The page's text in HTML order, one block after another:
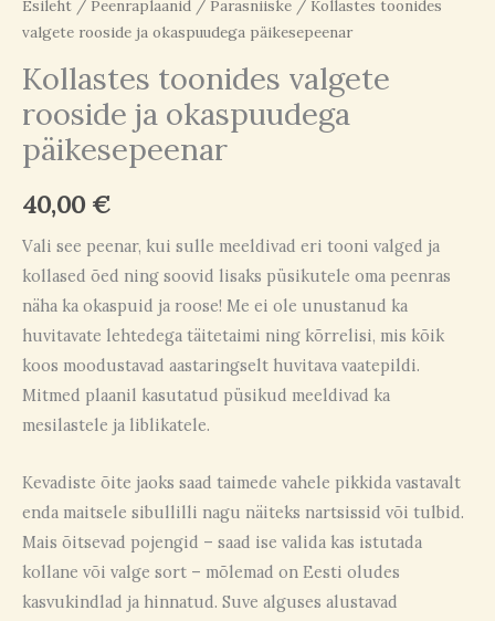
Esileht / Peenraplaanid / Parasniiske / Kollastes toonides
valgete rooside ja okaspuudega päikesepeenar
Kollastes toonides valgete
rooside ja okaspuudega
päikesepeenar
40,00 €
Vali see peenar, kui sulle meeldivad eri tooni valged ja
kollased õed ning soovid lisaks püsikutele oma peenras
näha ka okaspuid ja roose! Me ei ole unustanud ka
huvitavate lehtedega täitetaimi ning kõrrelisi, mis kõik
koos moodustavad aastaringselt huvitava vaatepildi.
Mitmed plaanil kasutatud püsikud meeldivad ka
mesilastele ja liblikatele.
Kevadiste õite jaoks saad taimede vahele pikkida vastavalt
enda maitsele sibullilli nagu näiteks nartsissid või tulbid.
Mais õitsevad pojengid – saad ise valida kas istutada
kollane või valge sort – mõlemad on Eesti oludes
kasvukindlad ja hinnatud. Suve alguses alustavad